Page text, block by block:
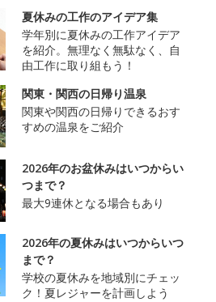
夏休みの工作のアイデア集
学年別に夏休みの工作アイデア
を紹介。無理なく無駄なく、自
由工作に取り組もう！
関東・関西の日帰り温泉
関東や関西の日帰りできるおす
すめの温泉をご紹介
2026年のお盆休みはいつからい
つまで？
最大9連休となる場合もあり
2026年の夏休みはいつからいつ
まで？
学校の夏休みを地域別にチェッ
ク！夏レジャーを計画しよう